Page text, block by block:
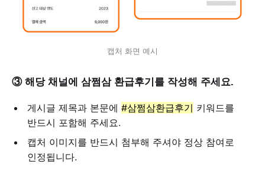
캡처 화면 예시
③ 해당 채널에 삼쩜삼 환급후기를 작성해 주세요.
게시글 제목과 본문에 #삼쩜삼환급후기 키워드를
반드시 포함해 주세요.
캡처 이미지를 반드시 첨부해 주셔야 정상 참여로
인정됩니다.